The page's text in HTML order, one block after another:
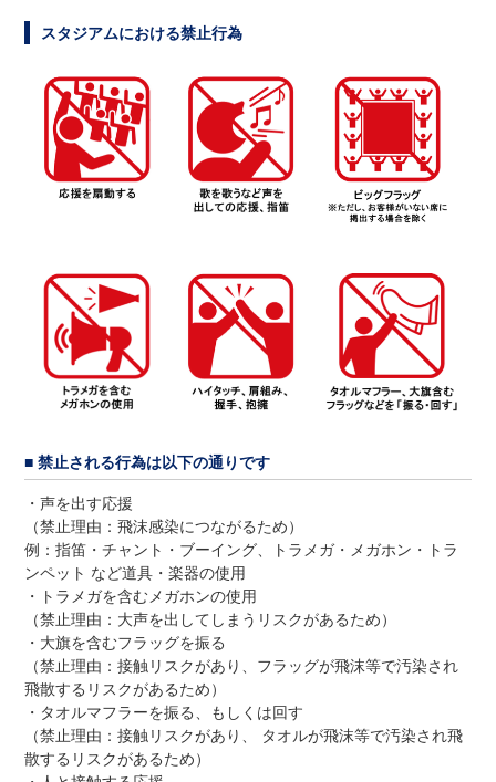
スタジアムにおける禁止行為
■ 禁止される行為は以下の通りです
・声を出す応援
（禁止理由：飛沫感染につながるため）
例：指笛・チャント・ブーイング、トラメガ・メガホン・トラ
ンペット など道具・楽器の使用
・トラメガを含むメガホンの使用
（禁止理由：大声を出してしまうリスクがあるため）
・大旗を含むフラッグを振る
（禁止理由：接触リスクがあり、フラッグが飛沫等で汚染され
飛散するリスクがあるため）
・タオルマフラーを振る、もしくは回す
（禁止理由：接触リスクがあり、 タオルが飛沫等で汚染され飛
散するリスクがあるため）